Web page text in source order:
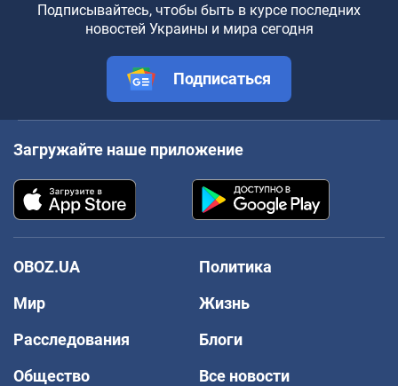
Подписывайтесь, чтобы быть в курсе последних
новостей Украины и мира сегодня
Подписаться
Загружайте наше приложение
OBOZ.UA
Политика
Мир
Жизнь
Расследования
Блоги
Общество
Все новости